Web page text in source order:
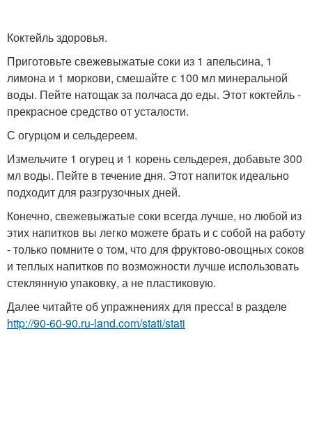
Коктейль здоровья.
Приготовьте свежевыжатые соки из 1 апельсина, 1
лимона и 1 моркови, смешайте с 100 мл минеральной
воды. Пейте натощак за полчаса до еды. Этот коктейль -
прекрасное средство от усталости.
С огурцом и сельдереем.
Измельчите 1 огурец и 1 корень сельдерея, добавьте 300
мл воды. Пейте в течение дня. Этот напиток идеально
подходит для разгрузочных дней.
Конечно, свежевыжатые соки всегда лучше, но любой из
этих напитков вы легко можете брать и с собой на работу
- только помните о том, что для фруктово-овощных соков
и теплых напитков по возможности лучше использовать
стеклянную упаковку, а не пластиковую.
Далее читайте об упражнениях для пресса! в разделе
http://90-60-90.ru-land.com/stati/stati